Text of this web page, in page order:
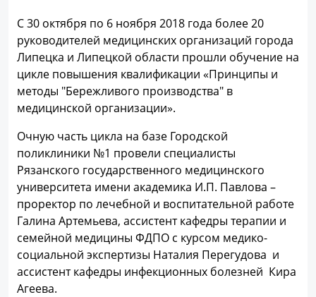
С 30 октября по 6 ноября 2018 года более 20
руководителей медицинских организаций города
Липецка и Липецкой области прошли обучение на
цикле повышения квалификации «Принципы и
методы "Бережливого производства" в
медицинской организации».
Очную часть цикла на базе Городской
поликлиники №1 провели специалисты
Рязанского государственного медицинского
университета имени академика И.П. Павлова –
проректор по лечебной и воспитательной работе
Галина Артемьева, ассистент кафедры терапии и
семейной медицины ФДПО с курсом медико-
социальной экспертизы Наталия Перегудова и
ассистент кафедры инфекционных болезней Кира
Агеева.